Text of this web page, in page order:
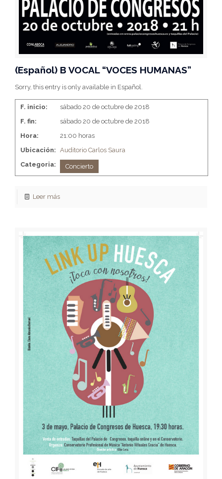
(Español) B VOCAL “VOCES HUMANAS”
Sorry, this entry is only available in Español.
F. inicio:
sábado 20 de octubre de 2018
F. fin:
sábado 20 de octubre de 2018
Hora:
21:00 horas
Ubicación: Auditorio Carlos Saura
Categoria:
Concierto
Leer más